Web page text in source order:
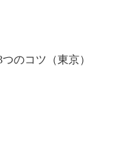
のコツ（東京）